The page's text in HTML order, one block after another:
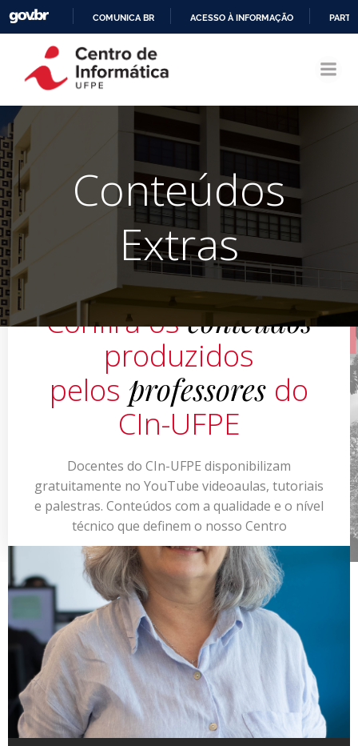
CONTEÚDO
COMUNICA BR ACESSO À INFORMAÇÃO
Conteúdos
Extras
Confira osconteúdos
produzidos
pelos professores do
CIn-UFPE
Docentes do CIn-UFPE disponibilizam
gratuitamente no YouTube videoaulas, tutoriais
e palestras. Conteúdos com a qualidade e o nível
técnico que definem o nosso Centro